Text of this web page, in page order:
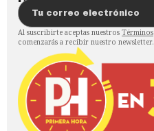
Al suscribirte aceptas nuestros Términos
comenzarás a recibir nuestro newsletter.